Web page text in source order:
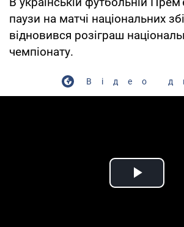
паузи на матчі національних
відновився розіграш
чемпіонату.
Відео
Play